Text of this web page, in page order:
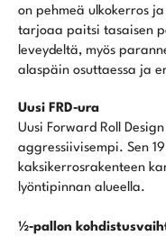
on pehmeä ulkokerros
tarjoaa paitsi tasaisen
leveydeltä, myös
alaspäin osuttaessa ja
Uusi FRD‑ura
Uusi Forward Roll
aggressiivisempi. Sen
kaksikerrosrakenteen
lyöntipinnan alueella.
½‑pallon